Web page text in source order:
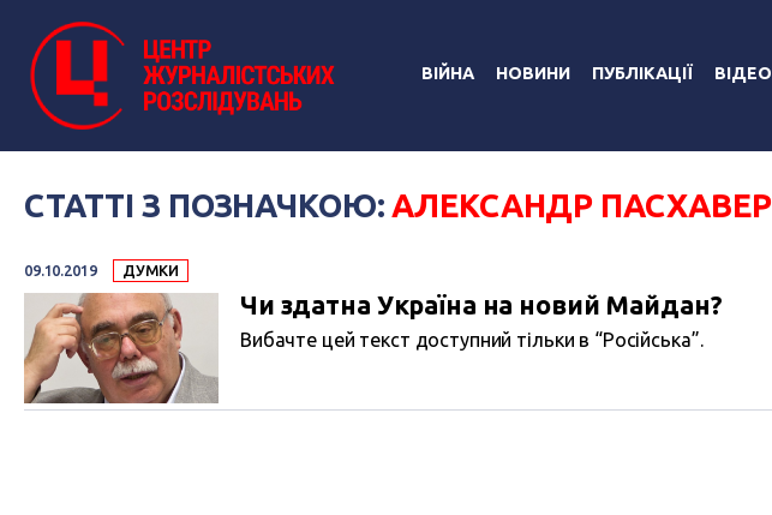
ВІЙНА НОВИНИ ПУБЛІКАЦІЇ ВІДЕО
СТАТТІ З ПОЗНАЧКОЮ: АЛЕКСАНДР ПАСХАВЕР
09.10.2019 ДУМКИ
Чи здатна Україна на новий Майдан?
Вибачте цей текст доступний тільки в “Російська”.